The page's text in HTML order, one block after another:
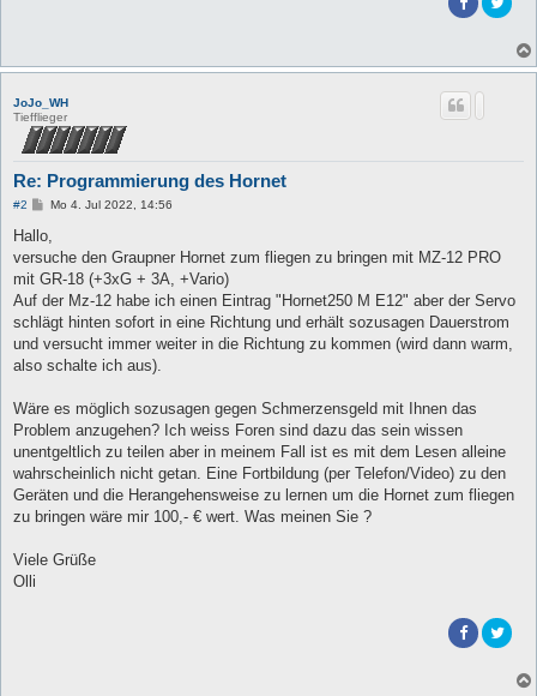
JoJo_WH
Tiefflieger
Re: Programmierung des Hornet
#2
B
i
r
a
Mo 4. Jul 2022, 14:56
Hallo,
versuche den Graupner Hornet zum fliegen zu bringen mit MZ-12 PRO
mit GR-18 (+3xG + 3A, +Vario)
Auf der Mz-12 habe ich einen Eintrag "Hornet250 M E12" aber der Servo
schlägt hinten sofort in eine Richtung und erhält sozusagen Dauerstrom
und versucht immer weiter in die Richtung zu kommen (wird dann warm,
also schalte ich aus).
Wäre es möglich sozusagen gegen Schmerzensgeld mit Ihnen das
Problem anzugehen? Ich weiss Foren sind dazu das sein wissen
unentgeltlich zu teilen aber in meinem Fall ist es mit dem Lesen alleine
wahrscheinlich nicht getan. Eine Fortbildung (per Telefon/Video) zu den
Geräten und die Herangehensweise zu lernen um die Hornet zum fliegen
zu bringen wäre mir 100,- € wert. Was meinen Sie ?
Viele Grüße
Olli